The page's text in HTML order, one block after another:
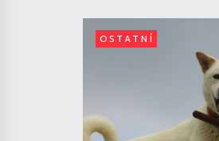
OSTATNÍ